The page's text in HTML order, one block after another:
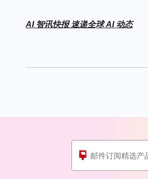
AI 智讯快报 速递全球 AI 动态